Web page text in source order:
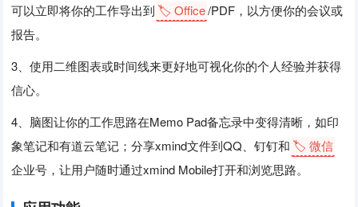
可以立即将你的工作导出到 🏷️ Office/PDF，以方便你的会议或
报告。
3、使用二维图表或时间线来更好地可视化你的个人经验并获得
信心。
4、脑图让你的工作思路在Memo Pad备忘录中变得清晰，如印
象笔记和有道云笔记；分享xmind文件到QQ、钉钉和 🏷️ 微信
企业号，让用户随时通过xmind Mobile打开和浏览思路。